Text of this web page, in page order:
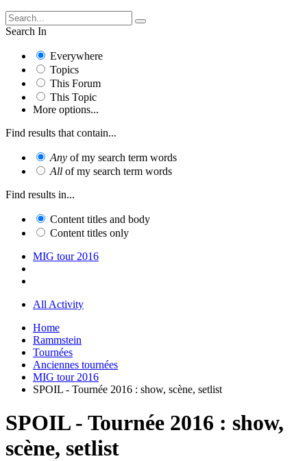
Search In
Everywhere
Topics
This Forum
This Topic
More options...
Find results that contain...
Any of my search term words
All of my search term words
Find results in...
Content titles and body
Content titles only
MIG tour 2016
All Activity
Home
Rammstein
Tournées
Anciennes tournées
MIG tour 2016
SPOIL - Tournée 2016 : show, scène, setlist
SPOIL - Tournée 2016 : show,
scène, setlist